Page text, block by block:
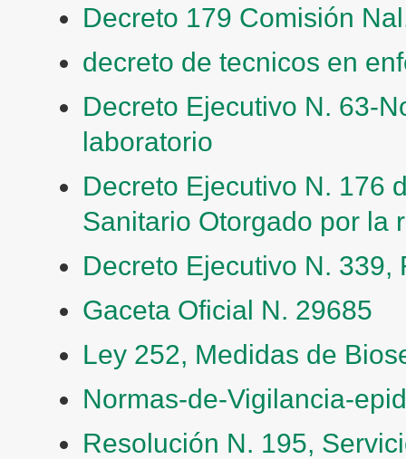
Decreto 179 Comisión
decreto de tecnicos en
Decreto Ejecutivo N. 63-
laboratorio
Decreto Ejecutivo N. 176
Sanitario Otorgado por la
Decreto Ejecutivo N.
Gaceta Oficial N. 29685
Ley 252, Medidas de
Normas-de-Vigilancia-
Resolución N. 195,